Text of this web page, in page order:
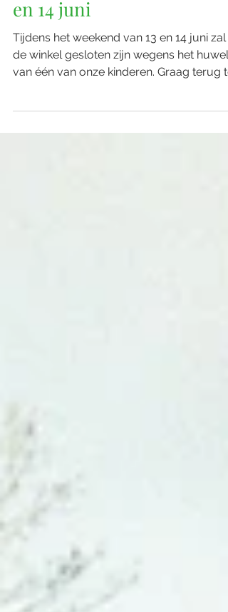
Uitzonderlijk gesloten op 13
en 14 juni
Tijdens het weekend van 13 en 14 juni zal
van één van onze kinderen. Graag terug